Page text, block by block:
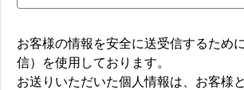
お客様の情報を安全に送受信するため
信）を使用しております。
お送りいただいた個人情報は、お客様